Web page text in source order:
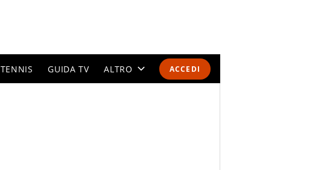
ACCEDI
TENNIS GUIDA TV ALTRO